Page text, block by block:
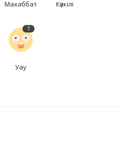
Махаббат Күлкілі
7
Уау